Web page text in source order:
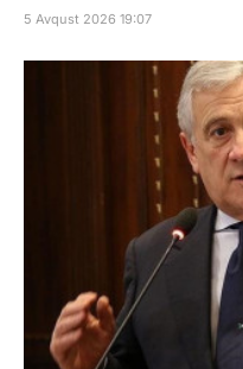
5 Avqust 2026 19:07